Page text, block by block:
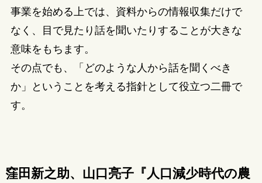
事業を始める上では、資料からの情報収集だけで
なく、目で見たり話を聞いたりすることが大きな
意味をもちます。
その点でも、「どのような人から話を聞くべき
か」ということを考える指針として役立つ二冊で
す。
窪田新之助、山口亮子『人口減少時代の農